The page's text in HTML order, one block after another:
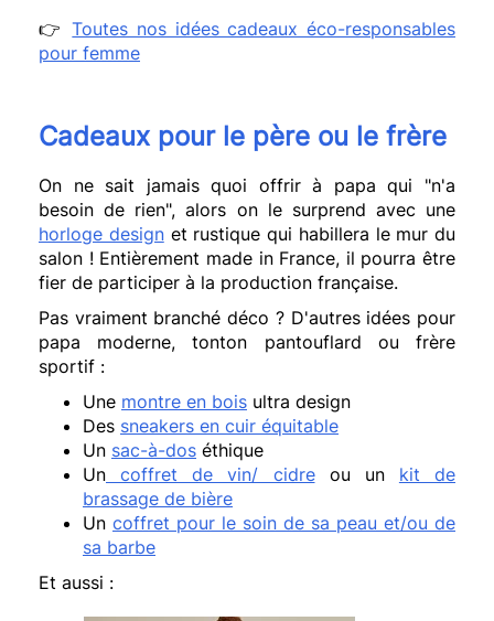
👉Toutes nos idées cadeaux éco-responsables
pour femme
Cadeaux pour le père ou le frère
On ne sait jamais quoi offrir à papa qui "n'a
besoin de rien", alors on le surprend avec une
horloge designet rustique qui habillera le mur du
salon ! Entièrement made in France, il pourra être
fier de participer à la production française.
Pas vraiment branché déco ? D'autres idées pour
papa moderne, tonton pantouflard ou frère
sportif :
Une montre en bois ultra design
Des sneakers en cuir équitable
Un sac-à-dos éthique
Un coffret de vin/ cidreou un kit de
brassage de bière
Un coffret pour le soin de sa peau et/ou de
sa barbe
Et aussi :